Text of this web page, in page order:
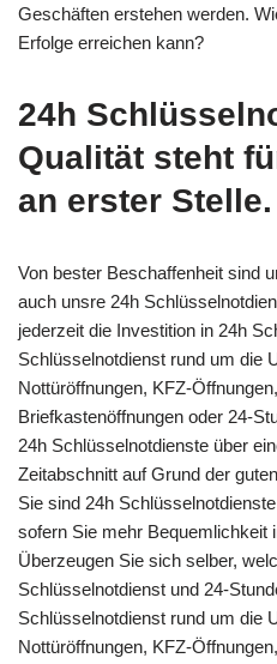
Geschäften erstehen werden.
Erfolge erreichen kann?
24h
Qualität steht
an erster Stelle.
Von bester Beschaffenheit sind
auch unsre 24h
jederzeit die Investition in 24h
Schlüsselnotdienst rund um die
Nottüröffnungen, KFZ-
Briefkastenöffnungen oder 24-
24h Schlüsselnotdienste über
Zeitabschnitt auf Grund der
Sie sind 24h
sofern Sie mehr Bequemlichkeit
Überzeugen Sie sich selber,
Schlüsselnotdienst und 24-
Schlüsselnotdienst rund um die
Nottüröffnungen, KFZ-